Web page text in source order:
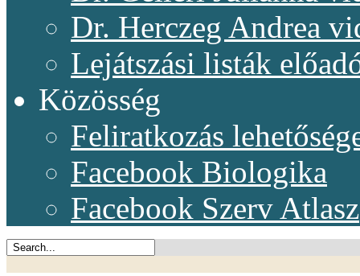
Dr. Herczeg Andrea
Lejátszási listák
Közösség
Feliratkozás
Facebook Biologika
Facebook Szerv Atlasz